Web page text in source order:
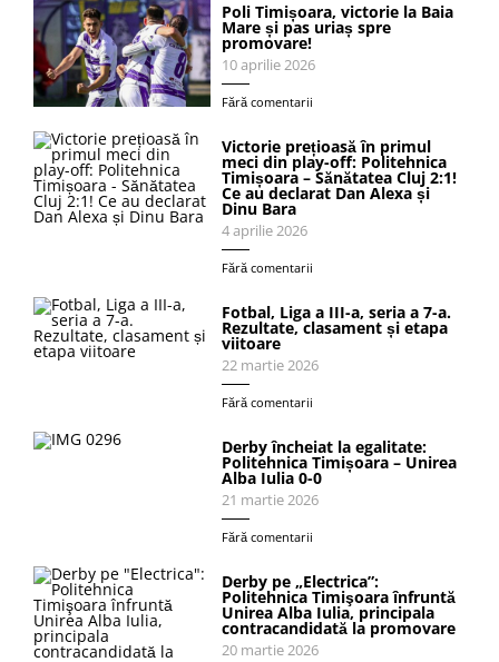
Poli Timișoara, victorie la Baia
Mare și pas uriaș spre
promovare!
10 aprilie 2026
Fără comentarii
Victorie prețioasă în primul
meci din play-off: Politehnica
Timișoara – Sănătatea Cluj 2:1!
Ce au declarat Dan Alexa și
Dinu Bara
4 aprilie 2026
Fără comentarii
Fotbal, Liga a III-a, seria a 7-a.
Rezultate, clasament și etapa
viitoare
22 martie 2026
Fără comentarii
Derby încheiat la egalitate:
Politehnica Timișoara – Unirea
Alba Iulia 0-0
21 martie 2026
Fără comentarii
Derby pe „Electrica”:
Politehnica Timişoara înfruntă
Unirea Alba Iulia, principala
contracandidată la promovare
20 martie 2026